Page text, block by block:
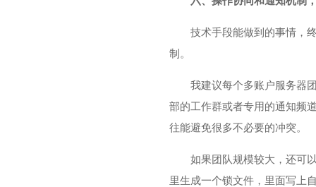
技术手段能做到的事情，
制。
我建议每个多账户服务器
部的工作群或者专用的通知频
往能避免很多不必要的冲突。
如果团队规模较大，还可
里生成一个锁文件，里面写上